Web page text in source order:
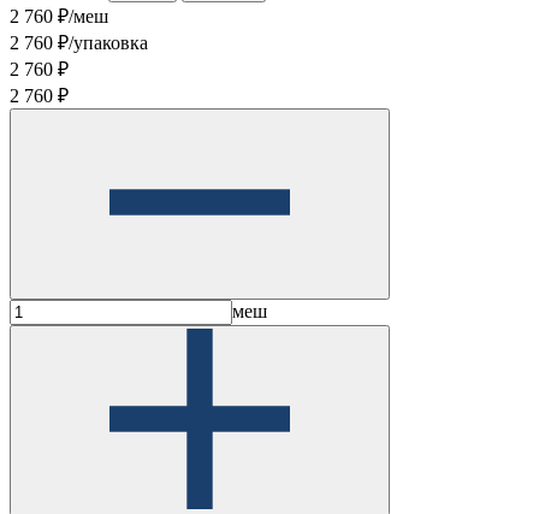
2 760 ₽/меш
2 760 ₽/упаковка
2 760 ₽
2 760 ₽
меш